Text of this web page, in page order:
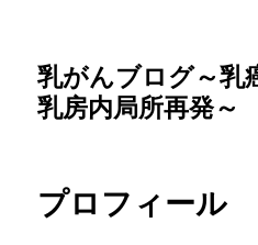
乳がんブログ～乳
乳房内局所再発～
プロフィール